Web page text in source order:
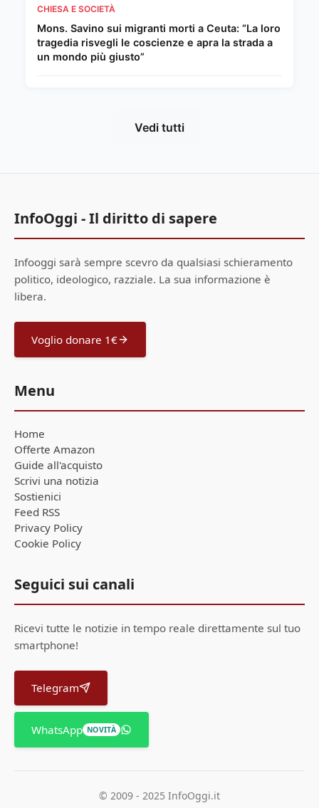
CHIESA E SOCIETÀ
Mons. Savino sui migranti morti a Ceuta: “La loro
tragedia risvegli le coscienze e apra la strada a
un mondo più giusto”
Vedi tutti
InfoOggi - Il diritto di sapere
Infooggi sarà sempre scevro da qualsiasi schieramento
politico, ideologico, razziale. La sua informazione è
libera.
Voglio donare 1€
Menu
Home
Offerte Amazon
Guide all'acquisto
Scrivi una notizia
Sostienici
Feed RSS
Privacy Policy
Cookie Policy
Seguici sui canali
Ricevi tutte le notizie in tempo reale direttamente sul tuo
smartphone!
Telegram
WhatsApp NOVITÀ
© 2009 - 2025 InfoOggi.it